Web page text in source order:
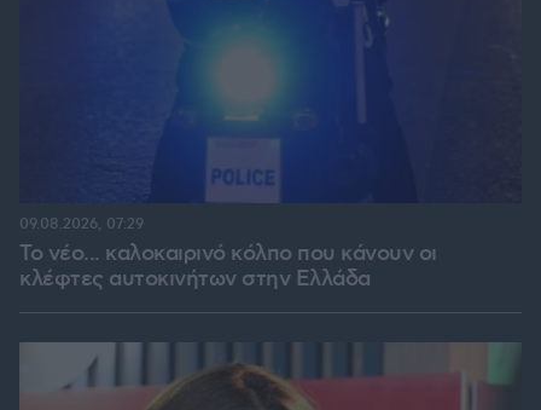
Το νέο... καλοκαιρινό κόλπο που κάνουν οι
κλέφτες αυτοκινήτων στην Ελλάδα
09.08.2026, 07:29